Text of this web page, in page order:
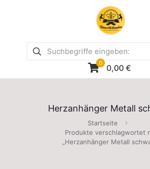
0 0,00 €
Herzanhänger Metall
Startseite
Produkte verschlagwortet
„Herzanhänger Metall